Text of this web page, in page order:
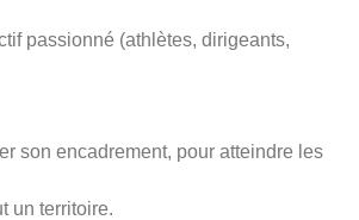
passionné (athlètes, dirigeants,
son encadrement, pour atteindre les
un territoire.